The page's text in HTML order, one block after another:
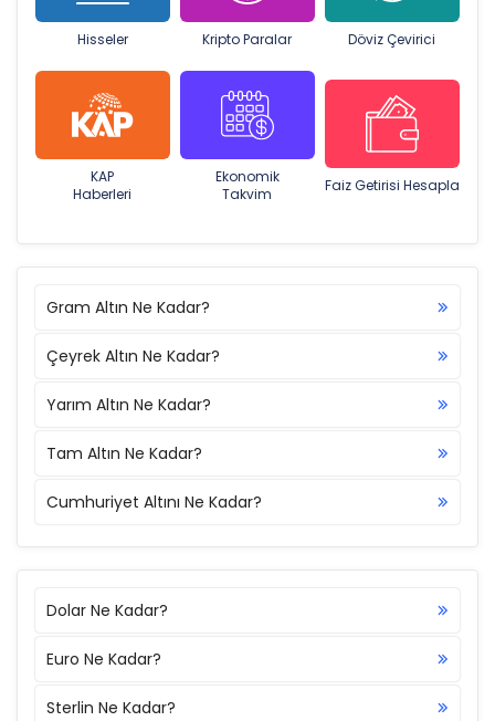
Hisseler Kripto Paralar Döviz Çevirici
KAP
Haberleri
Ekonomik
Takvim
Faiz Getirisi Hesapla
Gram Altın Ne Kadar?
Çeyrek Altın Ne Kadar?
Yarım Altın Ne Kadar?
Tam Altın Ne Kadar?
Cumhuriyet Altını Ne Kadar?
Dolar Ne Kadar?
Euro Ne Kadar?
Sterlin Ne Kadar?